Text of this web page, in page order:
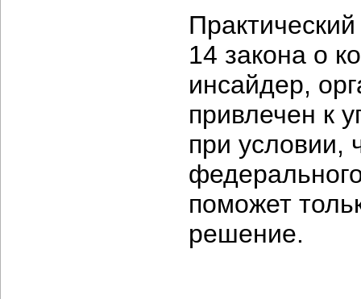
14 закона о
инсайдер,
привлечен к
при условии,
поможет
решение.